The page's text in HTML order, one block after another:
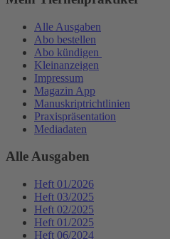
Alle Ausgaben
Abo bestellen
Abo kündigen
Kleinanzeigen
Impressum
Magazin App
Manuskriptrichtlinien
Praxispräsentation
Mediadaten
Alle Ausgaben
Heft 01/2026
Heft 03/2025
Heft 02/2025
Heft 01/2025
Heft 06/2024